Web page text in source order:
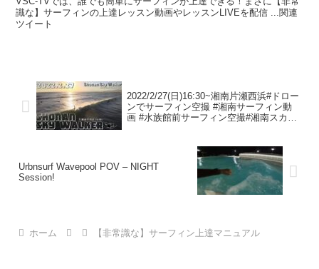
識な】サーフィンの上達レッスン動画やレッスンLIVEを配信 ...関連
ツイート
2022/2/27(日)16:30~湘南片瀬西浜#ドロー
ンでサーフィン空撮 #湘南サーフィン動
画 #水族館前サーフィン空撮#湘南スカイ
Urbnsurf Wavepool POV – NIGHT
Session!
ホーム 【非常識な】サーフィン上達マニュアル